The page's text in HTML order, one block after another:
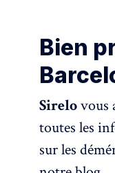
Bien
Sirelovous
toutes les
sur les